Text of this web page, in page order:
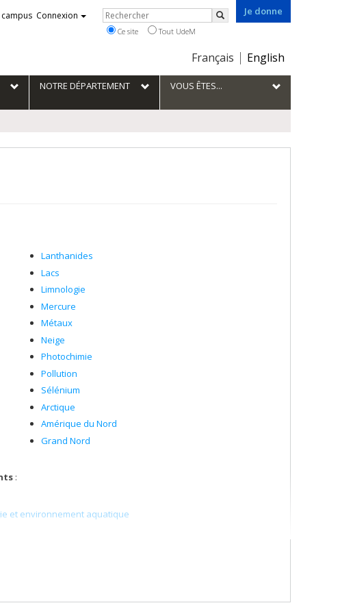
Je donne
Choix
la
langue
Français English
campus Connexion Rechercher
Rechercher
Ce site Tout UdeM
NOTRE DÉPARTEMENT VOUS ÊTES...
Lanthanides
Lacs
Limnologie
Mercure
Métaux
Neige
Photochimie
Pollution
Sélénium
Arctique
Amérique du Nord
Grand Nord
:
et environnement aquatique